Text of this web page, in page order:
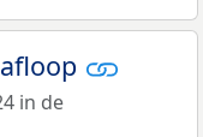
in de